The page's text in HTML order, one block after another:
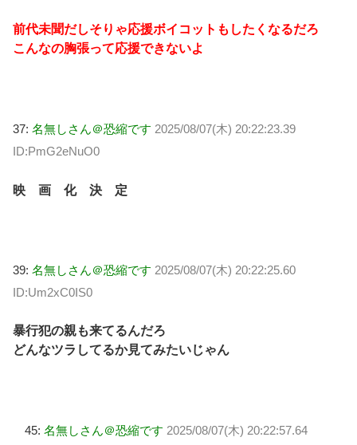
前代未聞だしそりゃ応援ボイコットもしたくなるだろ
こんなの胸張って応援できないよ
37: 名無しさん＠恐縮です 2025/08/07(木) 20:22:23.39
ID:PmG2eNuO0
映 画 化 決 定
39: 名無しさん＠恐縮です 2025/08/07(木) 20:22:25.60
ID:Um2xC0IS0
暴行犯の親も来てるんだろ
どんなツラしてるか見てみたいじゃん
45: 名無しさん＠恐縮です 2025/08/07(木) 20:22:57.64